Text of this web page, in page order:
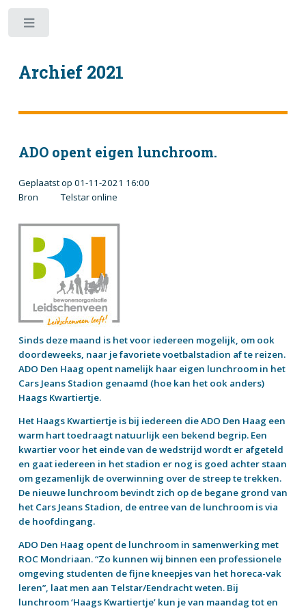
Archief 2021
ADO opent eigen lunchroom.
Geplaatst op 01-11-2021 16:00
Bron Telstar online
Sinds deze maand is het voor iedereen mogelijk, om ook
doordeweeks, naar je favoriete voetbalstadion af te reizen.
ADO Den Haag opent namelijk haar eigen lunchroom in het
Cars Jeans Stadion genaamd (hoe kan het ook anders)
Haags Kwartiertje.
Het Haags Kwartiertje is bij iedereen die ADO Den Haag een
warm hart toedraagt natuurlijk een bekend begrip. Een
kwartier voor het einde van de wedstrijd wordt er afgeteld
en gaat iedereen in het stadion er nog is goed achter staan
om gezamenlijk de overwinning over de streep te trekken.
De nieuwe lunchroom bevindt zich op de begane grond van
het Cars Jeans Stadion, de entree van de lunchroom is via
de hoofdingang.
ADO Den Haag opent de lunchroom in samenwerking met
ROC Mondriaan. “Zo kunnen wij binnen een professionele
omgeving studenten de fijne kneepjes van het horeca-vak
leren”, laat men aan Telstar/Eendracht weten. Bij
lunchroom ‘Haags Kwartiertje’ kun je van maandag tot en